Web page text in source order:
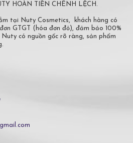
HOÀN TIỀN CHÊNH LỆCH.
tại Nuty Cosmetics, khách hàng có
GTGT (hóa đơn đỏ), đảm bảo 100%
có nguồn gốc rõ ràng, sản phẩm